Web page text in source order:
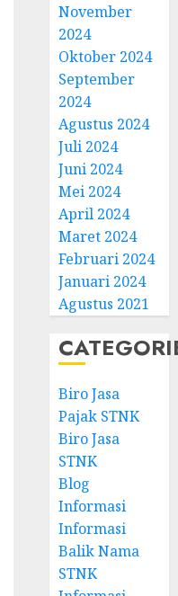
November
2024
Oktober 2024
September
2024
Agustus 2024
Juli 2024
Juni 2024
Mei 2024
April 2024
Maret 2024
Februari 2024
Januari 2024
Agustus 2021
Biro Jasa
Pajak STNK
Biro Jasa
STNK
Blog
Informasi
Informasi
Balik Nama
STNK